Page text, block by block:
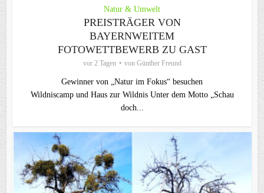
Natur & Umwelt
PREISTRÄGER VON
BAYERNWEITEM
FOTOWETTBEWERB ZU GAST
vor 2 Tagen von Günther Freund
Gewinner von „Natur im Fokus“ besuchen
Wildniscamp und Haus zur Wildnis Unter dem Motto „Schau
doch...